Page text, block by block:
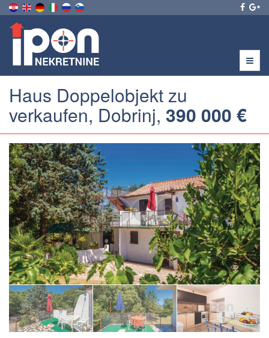
Menu
Haus Doppelobjekt zu
verkaufen, Dobrinj, 390 000 €